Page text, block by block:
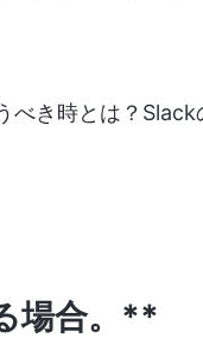
べき時とは？
場合。**